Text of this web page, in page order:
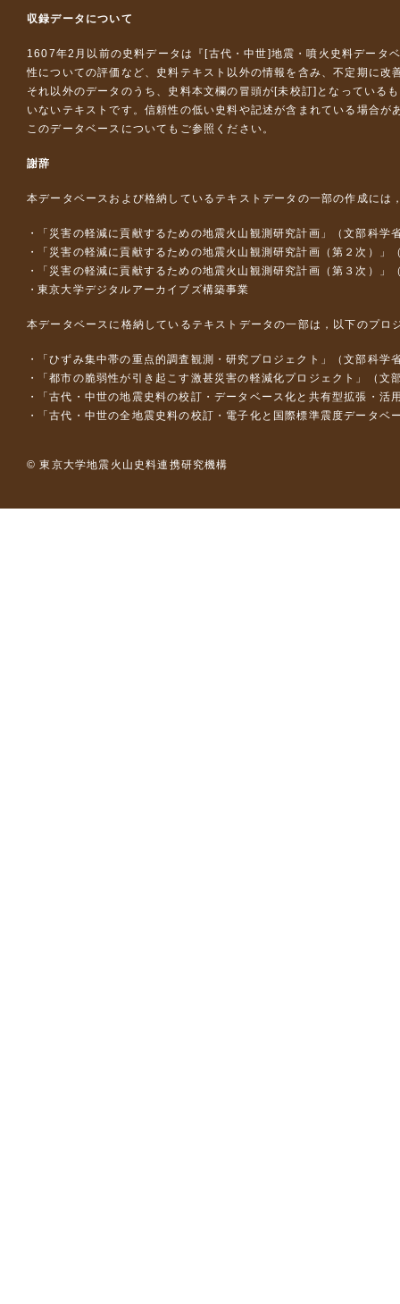
収録データについて
1607年2月以前の史料データは『 [古代・中世]地震・噴火史料データ
性についての評価など、史料テキスト以外の情報を含み、不定期に改
それ以外のデータのうち、史料本文欄の冒頭が[未校訂]となっている
いないテキストです。信頼性の低い史料や記述が含まれている場合が
このデータベースについて もご参照ください。
謝辞
本データベースおよび格納しているテキストデータの一部の作成には
「災害の軽減に貢献するための地震火山観測研究計画」（文部科学
「災害の軽減に貢献するための地震火山観測研究計画（第２次）」
「災害の軽減に貢献するための地震火山観測研究計画（第３次）」
東京大学デジタルアーカイブズ構築事業
本データベースに格納しているテキストデータの一部は，以下のプロ
「ひずみ集中帯の重点的調査観測・研究プロジェクト」（文部科
「都市の脆弱性が引き起こす激甚災害の軽減化プロジェクト」（
「古代・中世の地震史料の校訂・データベース化と共有型拡張・
「古代・中世の全地震史料の校訂・電子化と国際標準震度データ
© 東京大学地震火山史料連携研究機構